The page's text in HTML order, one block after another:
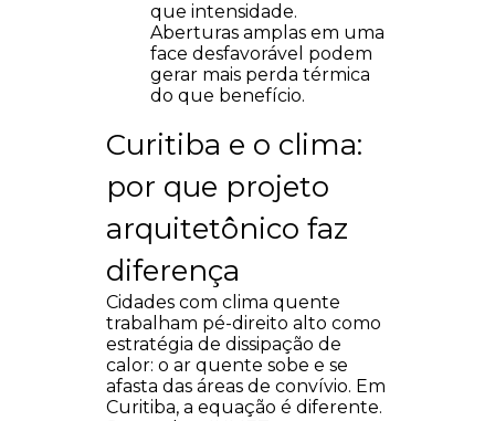
que intensidade.
Aberturas amplas em uma
face desfavorável podem
gerar mais perda térmica
do que benefício.
Curitiba e o clima:
por que projeto
arquitetônico faz
diferença
Cidades com clima quente
trabalham pé-direito alto como
estratégia de dissipação de
calor: o ar quente sobe e se
afasta das áreas de convívio. Em
Curitiba, a equação é diferente.